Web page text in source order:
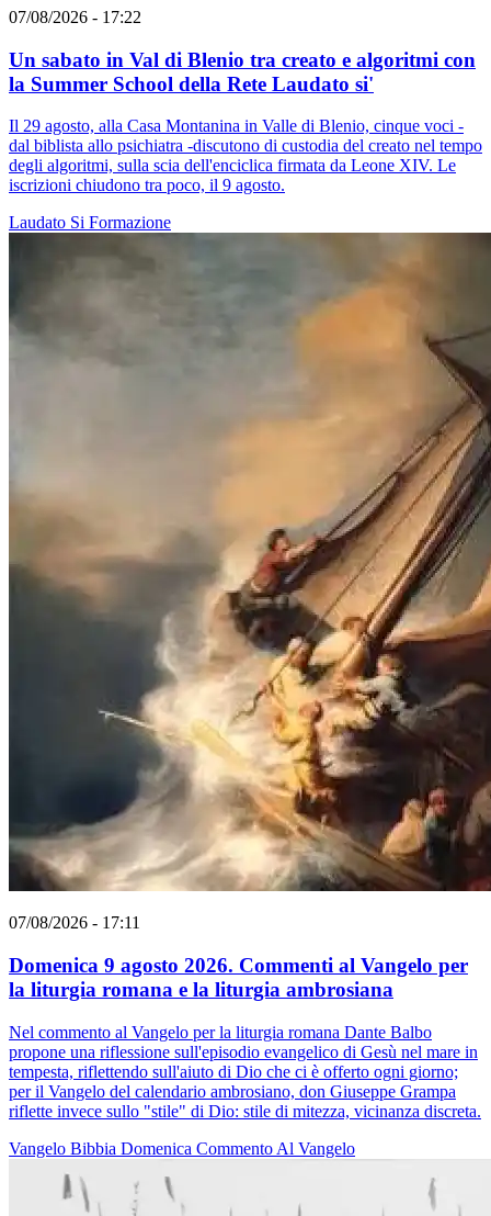
07/08/2026 - 17:22
Un sabato in Val di Blenio tra creato e algoritmi con
la Summer School della Rete Laudato si'
Il 29 agosto, alla Casa Montanina in Valle di Blenio, cinque voci -
dal biblista allo psichiatra -discutono di custodia del creato nel tempo
degli algoritmi, sulla scia dell'enciclica firmata da Leone XIV. Le
iscrizioni chiudono tra poco, il 9 agosto.
Laudato Si Formazione
07/08/2026 - 17:11
Domenica 9 agosto 2026. Commenti al Vangelo per
la liturgia romana e la liturgia ambrosiana
Nel commento al Vangelo per la liturgia romana Dante Balbo
propone una riflessione sull'episodio evangelico di Gesù nel mare in
tempesta, riflettendo sull'aiuto di Dio che ci è offerto ogni giorno;
per il Vangelo del calendario ambrosiano, don Giuseppe Grampa
riflette invece sullo "stile" di Dio: stile di mitezza, vicinanza discreta.
Vangelo Bibbia Domenica Commento Al Vangelo